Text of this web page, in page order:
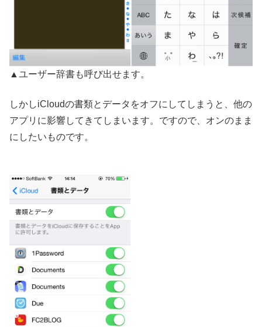
▲ユーザー辞書も呼び出せます。
しかしiCloudの書類とデータをオフにしてしまうと、他の
アプリに影響してきてしまいます。ですので、オンのまま
にしたいものです。